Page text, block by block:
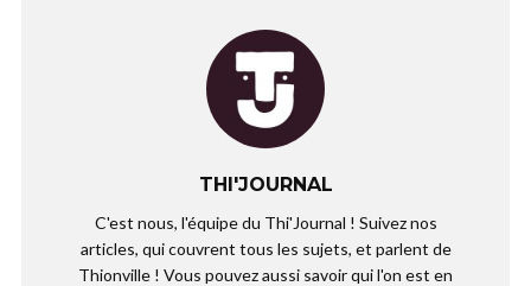
THI'JOURNAL
C'est nous, l'équipe du Thi'Journal ! Suivez nos
articles, qui couvrent tous les sujets, et parlent de
Thionville ! Vous pouvez aussi savoir qui l'on est en